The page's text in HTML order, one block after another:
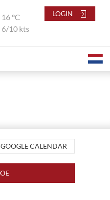
16 °C
6/10 kts
LOGIN
GOOGLE CALENDAR